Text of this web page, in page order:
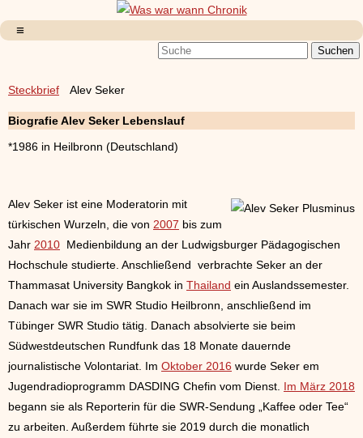
Steckbrief Alev Seker
Biografie Alev Seker Lebenslauf
*1986 in Heilbronn (Deutschland)
Alev Seker ist eine Moderatorin mit
türkischen Wurzeln, die von 2007 bis zum
Jahr 2010 Medienbildung an der Ludwigsburger Pädagogischen
Hochschule studierte. Anschließend verbrachte Seker an der
Thammasat University Bangkok in Thailand ein Auslandssemester.
Danach war sie im SWR Studio Heilbronn, anschließend im
Tübinger SWR Studio tätig. Danach absolvierte sie beim
Südwestdeutschen Rundfunk das 18 Monate dauernde
journalistische Volontariat. Im Oktober 2016 wurde Seker em
Jugendradioprogramm DASDING Chefin vom Dienst. Im März 2018
begann sie als Reporterin für die SWR-Sendung „Kaffee oder Tee“
zu arbeiten. Außerdem führte sie 2019 durch die monatlich